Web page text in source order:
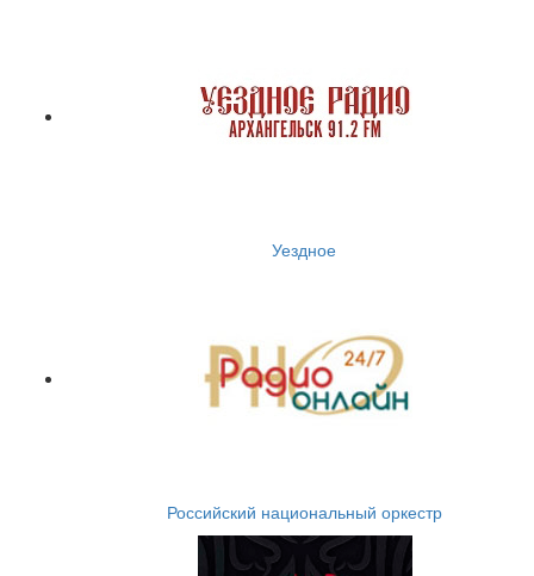
Уездное
Российский национальный оркестр